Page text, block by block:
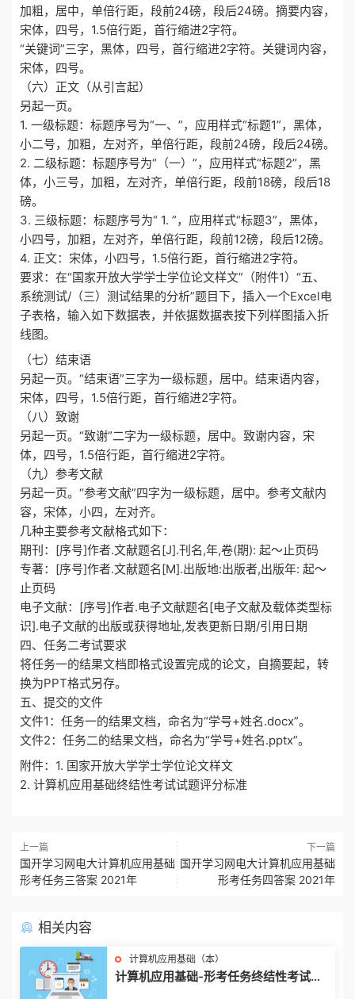
加粗，居中，单倍行距，段前24磅，段后24磅。摘要内容，
宋体，四号，1.5倍行距，首行缩进2字符。
“关键词”三字，黑体，四号，首行缩进2字符。关键词内容，
宋体，四号。
（六）正文（从引言起）
另起一页。
1. 一级标题：标题序号为“一、”，应用样式“标题1”，黑体，
小二号，加粗，左对齐，单倍行距，段前24磅，段后24磅。
2. 二级标题：标题序号为“（一）”，应用样式“标题2”，黑
体，小三号，加粗，左对齐，单倍行距，段前18磅，段后18
磅。
3. 三级标题：标题序号为“ 1. ”，应用样式“标题3”，黑体，
小四号，加粗，左对齐，单倍行距，段前12磅，段后12磅。
4. 正文：宋体，小四号，1.5倍行距，首行缩进2字符。
要求：在“国家开放大学学士学位论文样文”（附件1）“五、
系统测试/（三）测试结果的分析”题目下，插入一个Excel电
子表格，输入如下数据表，并依据数据表按下列样图插入折
线图。
（七）结束语
另起一页。“结束语”三字为一级标题，居中。结束语内容，
宋体，四号，1.5倍行距，首行缩进2字符。
（八）致谢
另起一页。“致谢”二字为一级标题，居中。致谢内容，宋
体，四号，1.5倍行距，首行缩进2字符。
（九）参考文献
另起一页。“参考文献”四字为一级标题，居中。参考文献内
容，宋体，小四，左对齐。
几种主要参考文献格式如下：
期刊：[序号]作者.文献题名[J].刊名,年,卷(期): 起～止页码
专著：[序号]作者.文献题名[M].出版地:出版者,出版年: 起～
止页码
电子文献：[序号]作者.电子文献题名[电子文献及载体类型标
识].电子文献的出版或获得地址,发表更新日期/引用日期
四、任务二考试要求
将任务一的结果文档即格式设置完成的论文，自摘要起，转
换为PPT格式另存。
五、提交的文件
文件1：任务一的结果文档，命名为“学号+姓名.docx”。
文件2：任务二的结果文档，命名为“学号+姓名.pptx”。
附件：1. 国家开放大学学士学位论文样文
2. 计算机应用基础终结性考试试题评分标准
上一篇
国开学习网电大计算机应用基础
形考任务三答案 2021年
下一篇
国开学习网电大计算机应用基础
形考任务四答案 2021年
相关内容
计算机应用基础（本）
计算机应用基础-形考任务终结性考试答